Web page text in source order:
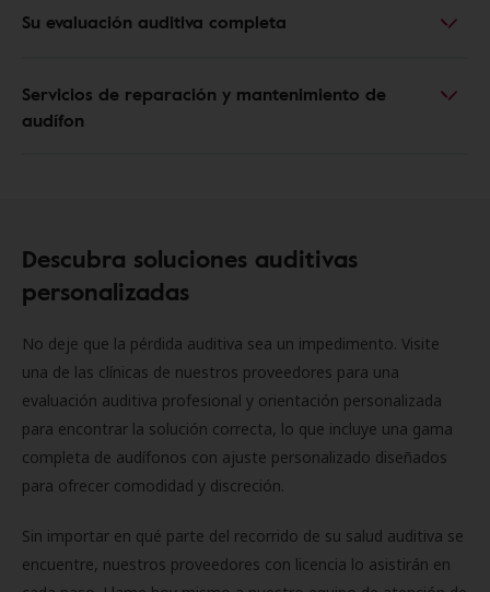
Su evaluación auditiva completa
Servicios de reparación y mantenimiento de
audífon
Descubra soluciones auditivas
personalizadas
No deje que la pérdida auditiva sea un impedimento. Visite
una de las clínicas de nuestros proveedores para una
evaluación auditiva profesional y orientación personalizada
para encontrar la solución correcta, lo que incluye una gama
completa de audífonos con ajuste personalizado diseñados
para ofrecer comodidad y discreción.
Sin importar en qué parte del recorrido de su salud auditiva se
encuentre, nuestros proveedores con licencia lo asistirán en